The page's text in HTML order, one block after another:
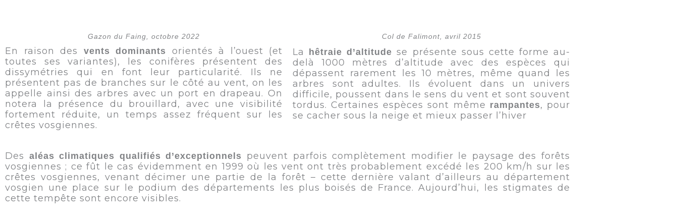
Gazon du Faing, octobre 2022
En raison des vents dominants orientés à l’ouest (et
toutes ses variantes), les conifères présentent des
dissymétries qui en font leur particularité. Ils ne
présentent pas de branches sur le côté au vent, on les
appelle ainsi des arbres avec un port en drapeau. On
notera la présence du brouillard, avec une visibilité
fortement réduite, un temps assez fréquent sur les
crêtes vosgiennes.
Col de Falimont, avril 2015
La hêtraie d’altitude se présente sous cette forme au-
delà 1000 mètres d’altitude avec des espèces qui
dépassent rarement les 10 mètres, même quand les
arbres sont adultes. Ils évoluent dans un univers
difficile, poussent dans le sens du vent et sont souvent
tordus. Certaines espèces sont même rampantes, pour
se cacher sous la neige et mieux passer l’hiver
Des aléas climatiques qualifiés d’exceptionnels peuvent parfois complètement modifier le paysage des forêts
vosgiennes ; ce fût le cas évidemment en 1999 où les vent ont très probablement excédé les 200 km/h sur les
crêtes vosgiennes, venant décimer une partie de la forêt – cette dernière valant d’ailleurs au département
vosgien une place sur le podium des départements les plus boisés de France. Aujourd’hui, les stigmates de
cette tempête sont encore visibles.